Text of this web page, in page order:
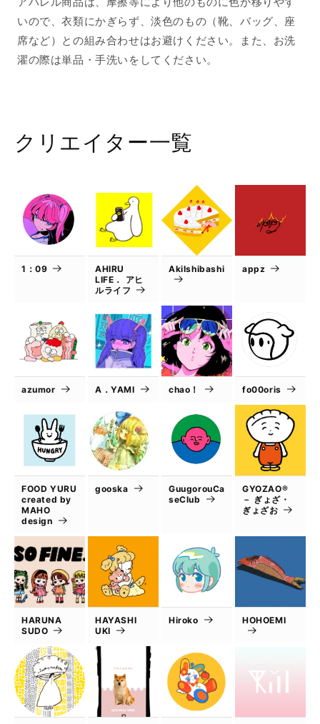
いので、衣類にかぎらず、淡色のもの（靴、バッグ、座
席など）との組み合わせはお避けください。また、お洗
濯の際は単品・手洗いをしてください。
クリエイター一覧
1：09
AHIRU
LIFE． アヒ
ルライフ
AkiIshibashi appz
azumor A．YAMI chao！ fo00oris
FOOD YURU
created by
MAHO
design
gooska
GuugorouCa
seClub
GYOZAO®
－ ぎょざ・
ぎょざお
HARUNA
SUDO
HAYASHI
UKI
Hiroko HOHOEMI